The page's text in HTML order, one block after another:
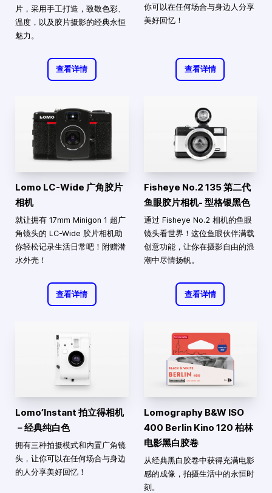
片，采用手工打造，致敬色彩、
温度，以及胶片摄影的经典永恒
魅力。
查看详情
你可以在任何场合与身边人分享
美好回忆！
查看详情
Lomo LC-Wide 广角胶片
相机
就让拥有 17mm Minigon 1 超广
角镜头的 LC-Wide 胶片相机助
你轻松记录生活日常吧！附赠潜
水外壳！
查看详情
Fisheye No.2 135 第二代
鱼眼胶片相机- 型格银黑色
通过 Fisheye No.2 相机的鱼眼
镜头看世界！这位鱼眼伙伴满载
创意功能，让你在摄影自由的浪
潮中尽情扬帆。
查看详情
Lomo’Instant 拍立得相机
－经典纯白色
拥有三种拍摄模式和内置广角镜
头，让你可以在任何场合与身边
的人分享美好回忆！
Lomography B&W ISO
400 Berlin Kino 120 柏林
电影黑白胶卷
从经典黑白胶卷中获得充满电影
感的成像，拍摄生活中的永恒时
刻。